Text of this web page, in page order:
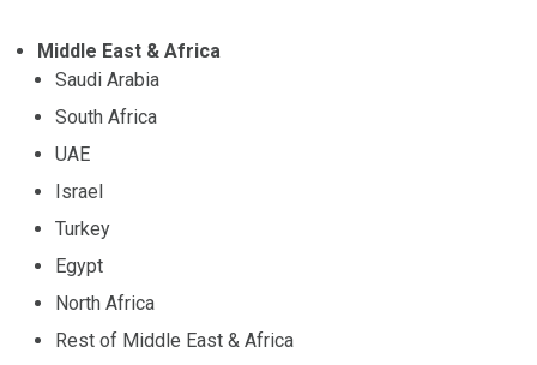
Middle East & Africa
Saudi Arabia
South Africa
UAE
Israel
Turkey
Egypt
North Africa
Rest of Middle East & Africa